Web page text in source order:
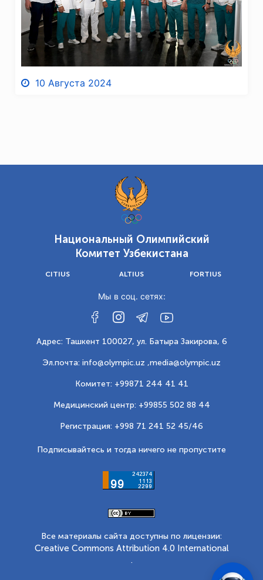
10 Августа 2024
Национальный Олимпийский
Комитет Узбекистана
CITIUS ALTIUS FORTIUS
Мы в соц. сетях:
Адрес: Ташкент 100027, ул. Батыра Закирова, 6
Эл.почта: info@olympic.uz ,media@olympic.uz
Комитет: +99871 244 41 41
Медицинский центр: +99855 502 88 44
Регистрация: +998 71 241 52 45/46
Подписывайтесь и тогда ничего не пропустите
Все материалы сайта доступны по лицензии:
Creative Commons Attribution 4.0 International
.